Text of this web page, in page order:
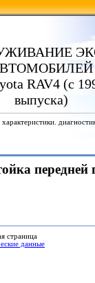
RAV4 (с
выпуска)
передней
страница
данные